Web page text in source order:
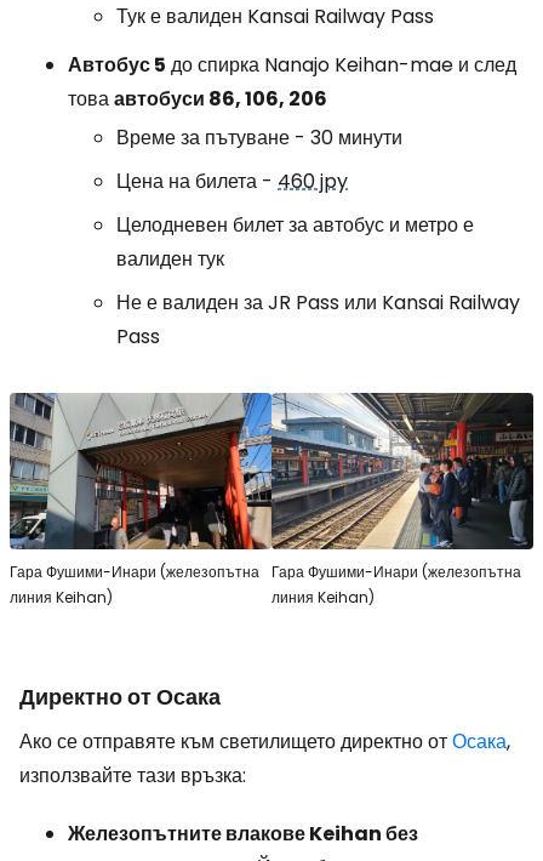
Тук е валиден Kansai Railway Pass
Автобус 5 до спирка Nanajo Keihan-mae и след
товаавтобуси 86, 106, 206
Време за пътуване - 30 минути
Цена на билета - 460 jpy
Целодневен билет за автобус и метро е
валиден тук
Не е валиден за JR Pass или Kansai Railway
Pass
Гара Фушими-Инари (железопътна
линия Keihan)
Гара Фушими-Инари (железопътна
линия Keihan)
Директно от Осака
Ако се отправяте към светилището директно отОсака,
използвайте тази връзка:
Железопътните влакове Keihan без